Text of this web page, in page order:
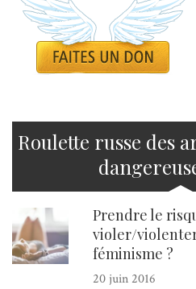
Roulette russe des
Prendre le
violer/
féminisme ?
20 juin 2016